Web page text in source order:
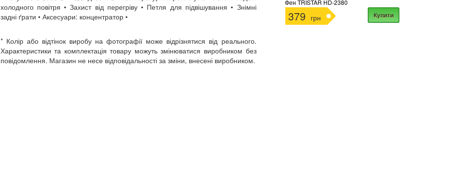
холодного повітря • Захист від перегріву • Петля для підвішування • Знімні
задні ґрати • Аксесуари: концентратор •
* Колір або відтінок виробу на фотографії може відрізнятися від реального.
Характеристики та комплектація товару можуть змінюватися виробником без
повідомлення. Магазин не несе відповідальності за зміни, внесені виробником.
Фен TRISTAR HD-2380
379 грн Купити